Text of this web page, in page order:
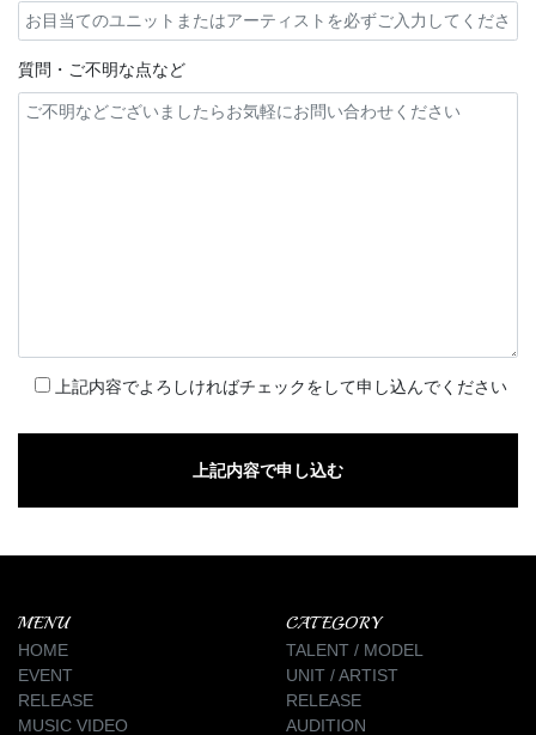
質問・ご不明な点など
上記内容でよろしければチェックをして申し込んでください
MENU
HOME
EVENT
RELEASE
MUSIC VIDEO
CATEGORY
TALENT / MODEL
UNIT / ARTIST
RELEASE
AUDITION